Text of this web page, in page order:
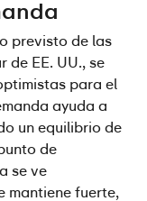
previsto de las
de EE. UU., se
para el
ayuda a
un equilibrio de
de
se ve
mantiene fuerte,